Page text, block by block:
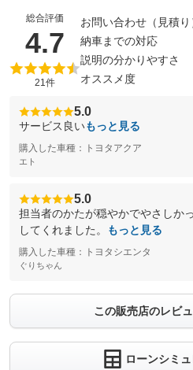
総合評価
4.7 （5点満
21件
お問い合わせ（見積り
納車までの対応
説明の分かりやすさ
オススメ度
5.0
サービス良いもっと見る
購入した車種：トヨタアクア
エト
5.0
担当者のかたが穏やかでやさしか
してくれました。
もっと見る
購入した車種：トヨタシエンタ
ぐりちゃん
この販売店のレビ
ローンシミ